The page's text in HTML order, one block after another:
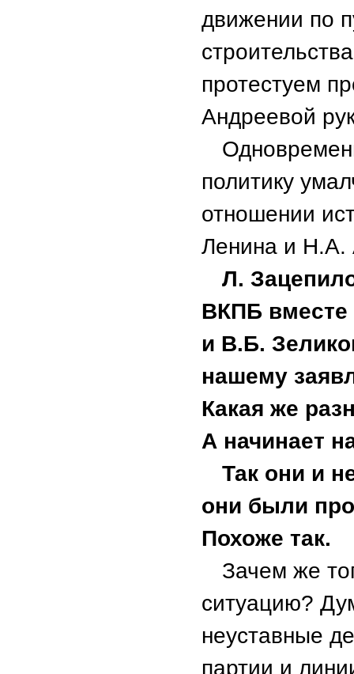
движении по
протестуем
Андреевой
политику
отношении
Ленина и Н.А.
Л.
ВКПБ
и В.Б.
нашему
Какая же
А начинает
Так они и
они были
Похоже так.
Зачем же
ситуацию?
неуставные
партии и